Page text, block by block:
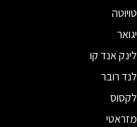
טויוטה
יגואר
לינק אנד קו
לנד רובר
לקסוס
מזראטי